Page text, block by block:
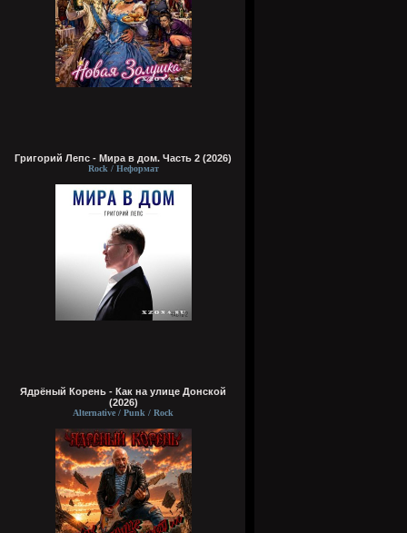
Григорий Лепс - Мира в дом. Часть 2 (2026)
Rock / Неформат
Ядрёный Корень - Как на улице Донской
(2026)
Alternative / Punk / Rock